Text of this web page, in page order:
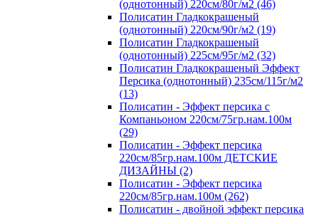
(однотонный) 220см/80г/м2 (46)
Полисатин Гладкокрашеный
(однотонный) 220см/90г/м2 (19)
Полисатин Гладкокрашеный
(однотонный) 225см/95г/м2 (32)
Полисатин Гладкокрашеный Эффект
Персика (однотонный) 235см/115г/м2
(13)
Полисатин - Эффект персика с
Компаньоном 220см/75гр.нам.100м
(29)
Полисатин - Эффект персика
220см/85гр.нам.100м ДЕТСКИЕ
ДИЗАЙНЫ (2)
Полисатин - Эффект персика
220см/85гр.нам.100м (262)
Полисатин - двойной эффект персика